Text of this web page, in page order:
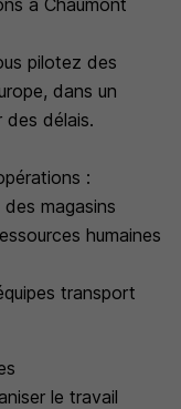
à Chaumont
pilotez des
dans un
délais.
:
magasins
humaines
transport
le travail